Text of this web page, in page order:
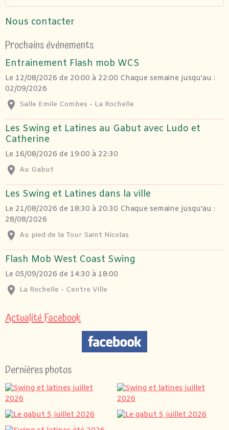
Nous contacter
Prochains événements
Entrainement Flash mob WCS
Le 12/08/2026 de 20:00 à 22:00 Chaque semaine jusqu'au :
02/09/2026
Salle Emile Combes - La Rochelle
Les Swing et Latines au Gabut avec Ludo et
Catherine
Le 16/08/2026 de 19:00 à 22:30
Au Gabut
Les Swing et Latines dans la ville
Le 21/08/2026 de 18:30 à 20:30 Chaque semaine jusqu'au :
28/08/2026
Au pied de la Tour Saint Nicolas
Flash Mob West Coast Swing
Le 05/09/2026 de 14:30 à 18:00
La Rochelle - Centre Ville
Actualité Facebook
Dernières photos